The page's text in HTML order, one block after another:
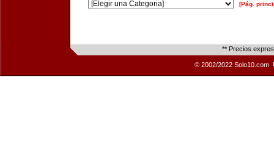
[Pág.
** Precios
© 2002/2022 Solo10.com